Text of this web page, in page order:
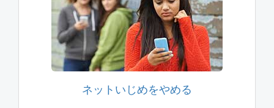
ネットいじめをやめる